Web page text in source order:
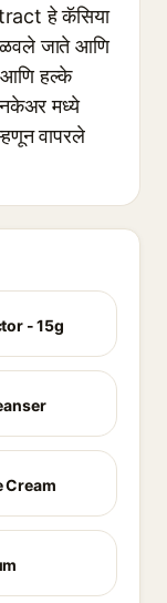
हे कॅसिया
जाते आणि
आणि हल्के
मध्ये
वापरले
- 15g
Cream